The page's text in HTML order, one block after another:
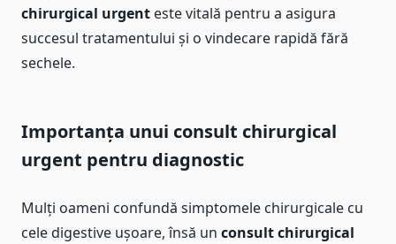
chirurgical urgent este vitală pentru a asigura
succesul tratamentului și o vindecare rapidă fără
sechele.
Importanța unui consult chirurgical
urgent pentru diagnostic
Mulți oameni confundă simptomele chirurgicale cu
cele digestive ușoare, însă un consult chirurgical